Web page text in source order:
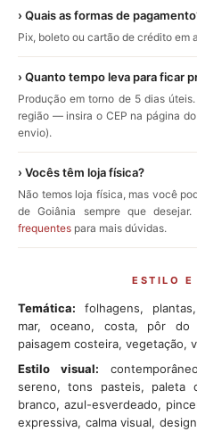
› Quais as formas de
Pix, boleto ou cartão de crédito em
› Quanto tempo leva para ficar
Produção em torno de 5 dias
região — insira o CEP na página
envio).
› Vocês têm loja física?
Não temos loja física, mas você
de Goiânia sempre que
frequentes para mais dúvidas.
ESTILO E
Temática: folhagens,
mar, oceano, costa, pôr do
paisagem costeira, vegetação,
Estilo visual:
sereno, tons pasteis, paleta
branco, azul-esverdeado,
expressiva, calma visual,